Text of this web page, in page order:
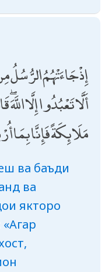
إِذْ جَاءَتْهُمُ الرُّسُلُ
أَلَّا تَعْبُدُوا إِلَّا
مَلَائِكَةً فَإِنَّا بِمَا
ва баъди
ва
якторо